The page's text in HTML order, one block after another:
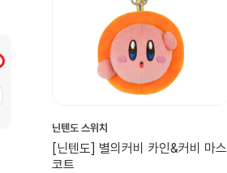
닌텐도 스위치
[닌텐도] 별의커비 카인&커비 마스
코트